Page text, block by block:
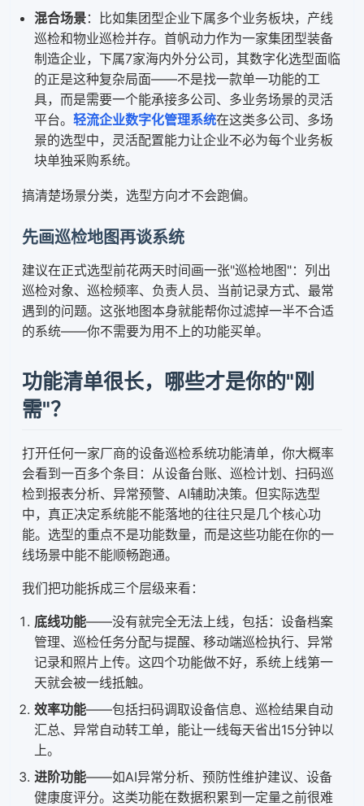
混合场景：比如集团型企业下属多个业务板块，产线
巡检和物业巡检并存。首帆动力作为一家集团型装备
制造企业，下属7家海内外分公司，其数字化选型面临
的正是这种复杂局面——不是找一款单一功能的工
具，而是需要一个能承接多公司、多业务场景的灵活
平台。 轻流企业数字化管理系统在这类多公司、多场
景的选型中，灵活配置能力让企业不必为每个业务板
块单独采购系统。
搞清楚场景分类，选型方向才不会跑偏。
先画巡检地图再谈系统
建议在正式选型前花两天时间画一张"巡检地图"：列出
巡检对象、巡检频率、负责人员、当前记录方式、最常
遇到的问题。这张地图本身就能帮你过滤掉一半不合适
的系统——你不需要为用不上的功能买单。
功能清单很长，哪些才是你的"刚
需"？
打开任何一家厂商的设备巡检系统功能清单，你大概率
会看到一百多个条目：从设备台账、巡检计划、扫码巡
检到报表分析、异常预警、AI辅助决策。但实际选型
中，真正决定系统能不能落地的往往只是几个核心功
能。选型的重点不是功能数量，而是这些功能在你的一
线场景中能不能顺畅跑通。
我们把功能拆成三个层级来看：
底线功能——没有就完全无法上线，包括：设备档案
管理、巡检任务分配与提醒、移动端巡检执行、异常
记录和照片上传。这四个功能做不好，系统上线第一
天就会被一线抵触。
效率功能——包括扫码调取设备信息、巡检结果自动
汇总、异常自动转工单，能让一线每天省出15分钟以
上。
进阶功能——如AI异常分析、预防性维护建议、设备
健康度评分。这类功能在数据积累到一定量之前很难